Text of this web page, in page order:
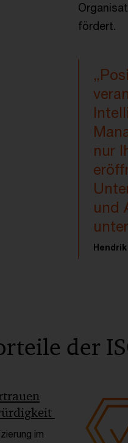
fördert.
nur
und
der
im